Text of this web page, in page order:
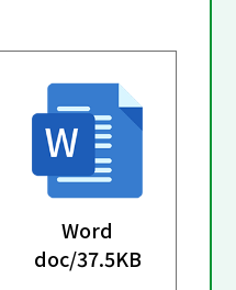
Word
doc/37.5KB